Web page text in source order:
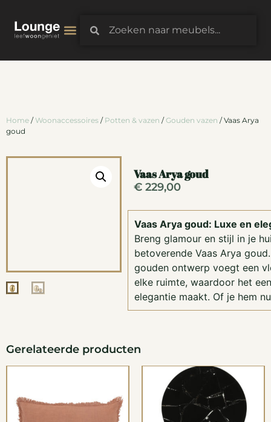
Home / Woonaccessoires / Potten & vazen /Gouden vazen / Vaas Arya
goud
Vaas Arya goud
€229,00
Vaas Arya goud: Luxe en
Breng glamour en stijl in je
betoverende Vaas Arya
gouden ontwerp voegt een
elke ruimte, waardoor het
elegantie maakt. Of je hem
Gerelateerde producten